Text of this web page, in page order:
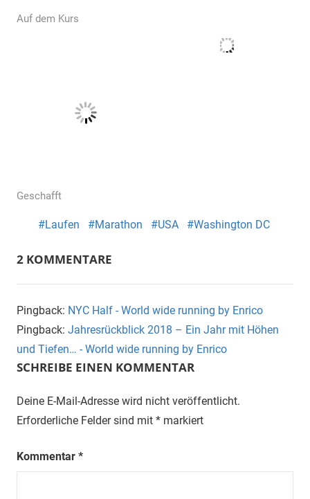
Auf dem Kurs
Geschafft
Laufen Marathon USA Washington DC
2 KOMMENTARE
Pingback: NYC Half - World wide running by Enrico
Pingback: Jahresrückblick 2018 – Ein Jahr mit Höhen
und Tiefen… - World wide running by Enrico
SCHREIBE EINEN KOMMENTAR
Deine E-Mail-Adresse wird nicht veröffentlicht.
Erforderliche Felder sind mit * markiert
Kommentar *